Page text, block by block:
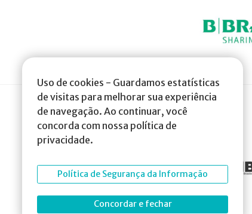
Uso de cookies - Guardamos estatísticas
de visitas para melhorar sua experiência
de navegação. Ao continuar, você
concorda com nossa política de
privacidade.
Política de Segurança da Informação
Concordar e fechar